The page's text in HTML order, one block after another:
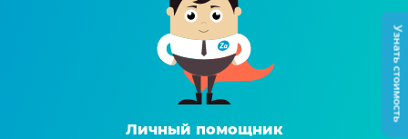
Личный помощник
Узнать стоимость